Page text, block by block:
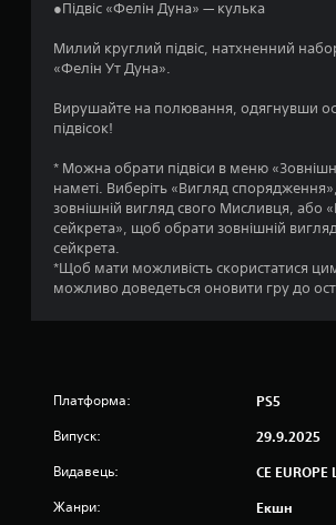
●Підвіс «Фелін Дуна» — кулька
Милий круглий підвіс, натхненний
«Фелін Ут Дуна».
Вирушайте на полювання, одягнувши
підвісок!
* Можна обрати підвіси в меню
наметі. Виберіть «Вигляд
зовнішній вигляд свого Мисливця, або
сейкрета», щоб обрати зовнішній
сейкрета.
*Щоб мати можливість скористатися
можливо доведеться оновити гру до
Платформа: PS5
Випуск: 29.9.2025
Видавець: CE EUROPE
Жанри: Екшн